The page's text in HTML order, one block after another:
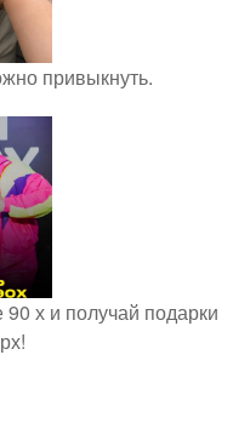
привыкнуть.
х и получай подарки